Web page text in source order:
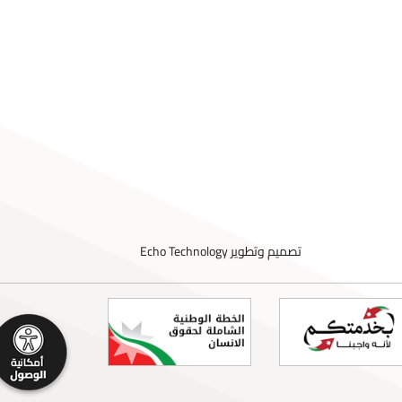
تصميم وتطويرEcho Technology